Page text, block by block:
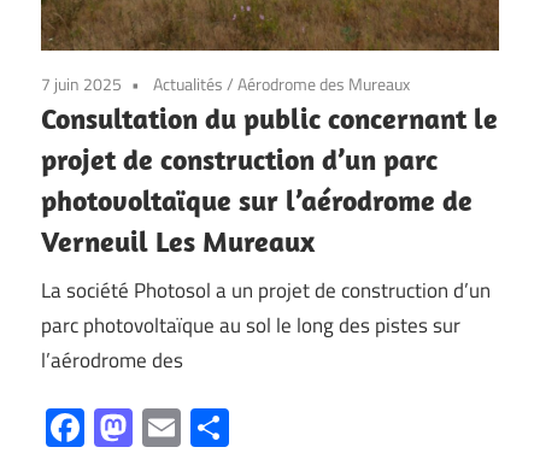
7 juin 2025 Actualités/Aérodrome des Mureaux
Consultation du public concernant le
projet de construction d’un parc
photovoltaïque sur l’aérodrome de
Verneuil Les Mureaux
La société Photosol a un projet de construction d’un
parc photovoltaïque au sol le long des pistes sur
l’aérodrome des
Facebook
Mastodon
Email